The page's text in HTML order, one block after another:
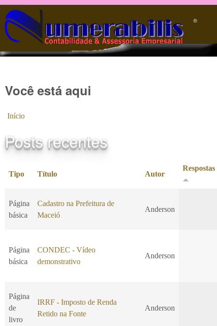
Pular para o conteúdo principal
®️
Você está aqui
Início
Posts recentes
Tipo Título Autor
Respostas
Página
básica
Cadastro na Prefeitura de
Maceió
Anderson
Página
básica
CONDEC - Vídeo
demonstrativo
Anderson
Página
de
livro
IRRF - Imposto de Renda
Retido na Fonte
Anderson